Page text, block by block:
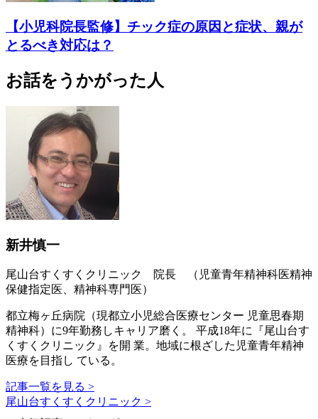
【小児科院長監修】チック症の原因と症状、親が
とるべき対応は？
お話をうかがった人
新井慎一
尾山台すくすくクリニック 院長 （児童青年精神科医精神
保健指定医、精神科専門医）
都立梅ヶ丘病院（現都立小児総合医療センター 児童思春期
精神科）に9年勤務しキャリア磨く。 平成18年に『尾山台す
くすくクリニック』を開 業。地域に根ざした児童青年精神
医療を目指し ている。
記事一覧を見る >
尾山台すくすくクリニック >